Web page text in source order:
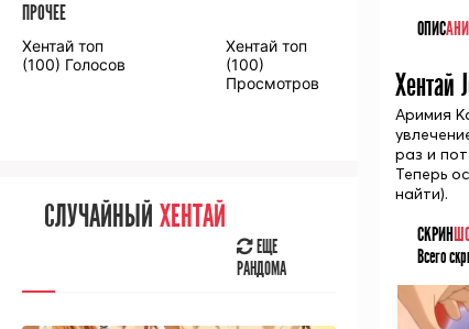
ОПИС
Хентай
Аримия
раз и
Теперь
найти).
СКРИН
Всего
ПРОЧЕЕ
Аниме фильмы Аниме OVA
СЛУЧАЙНОЕ АНИМЕ
РАНДОМА
ПРОЧЕЕ
Хентай топ
(100) Голосов
Хентай топ
(100)
Просмотров
СЛУЧАЙНЫЙ ХЕНТАЙ
ЕЩЕ
РАНДОМА